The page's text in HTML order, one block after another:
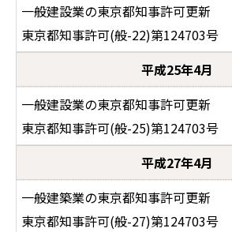
一般建設業の東京都知事許可更新
東京都知事許可(般-22)第124703号
平成25年4月
一般建設業の東京都知事許可更新
東京都知事許可(般-25)第124703号
平成27年4月
一般建築業の東京都知事許可更新
東京都知事許可(般-27)第124703号